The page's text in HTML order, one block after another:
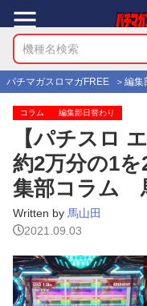
パチマガスロマガFREE 編集
コラム 編集部日替わり
【パチスロ
約2万分の1
集部コラム
Written by 馬山田
2021.09.03